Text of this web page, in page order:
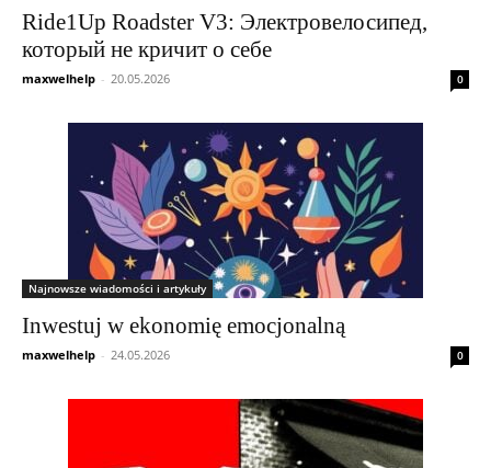
Ride1Up Roadster V3: Электровелосипед,
который не кричит о себе
maxwelhelp - 20.05.2026 0
Najnowsze wiadomości i artykuły
Inwestuj w ekonomię emocjonalną
maxwelhelp - 24.05.2026 0